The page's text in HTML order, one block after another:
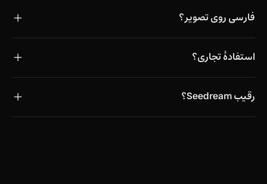
فارسی روی تصویر؟
استفادهٔ تجاری؟
رقیب Seedream؟